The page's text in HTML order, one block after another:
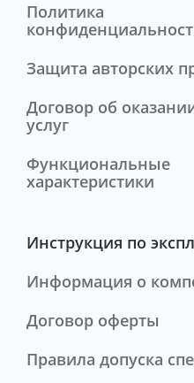
Политика
Защита авторских
Договор об
услуг
Функциональные
характеристики
Инструкция по
Информация о
Договор оферты
Правила допуска